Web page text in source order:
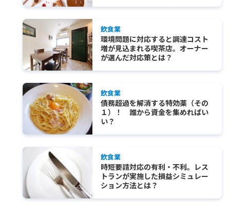
飲食業
環境問題に対応すると調達コスト
増が見込まれる喫茶店。オーナー
が選んだ対応策とは？
飲食業
債務超過を解消する特効薬（その
１）！ 誰から資金を集めればい
い？
飲食業
時短要請対応の有利・不利。レス
トランが実施した損益シミュレー
ション方法とは？